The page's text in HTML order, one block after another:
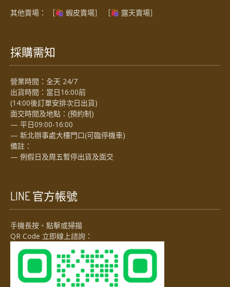
其他賣場： ［ 蝦皮賣場］ ［ 露天賣場］
採購需知
營業時間：全天 24/7
出貨時間：當日16:00前
(14:00後訂單安排次日出貨)
面交時間及地點：(預約制)
— 平日09:00-16:00
— 新北辦事處大樓門口(可臨停機車)
備註：
— 例假日及周五暫停出貨及面交
LINE 官方帳號
手機長按、點擊或掃描
QR Code 立即線上諮詢：